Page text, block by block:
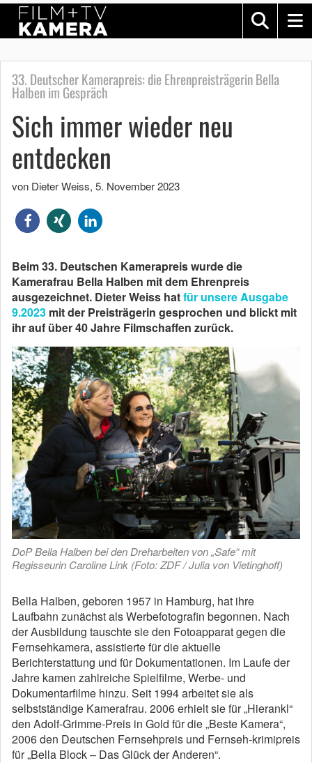
33. Deutscher Kamerapreis: die Ehrenpreisträgerin Bella
Halben im Gespräch
Sich immer wieder neu
entdecken
von Dieter Weiss, 5. November 2023
Beim 33. Deutschen Kamerapreis wurde die
Kamerafrau Bella Halben mit dem Ehrenpreis
ausgezeichnet. Dieter Weiss hatfür unsere Ausgabe
9.2023 mit der Preisträgerin gesprochen und blickt mit
ihr auf über 40 Jahre Filmschaffen zurück.
DoP Bella Halben bei den Dreharbeiten von „Safe“ mit
Regisseurin Caroline Link (Foto: ZDF / Julia von Vietinghoff)
Bella Halben, geboren 1957 in Hamburg, hat ihre
Laufbahn zunächst als Werbefotografin begonnen. Nach
der Ausbildung tauschte sie den Fotoapparat gegen die
Fernsehkamera, assistierte für die aktuelle
Berichterstattung und für Dokumentationen. Im Laufe der
Jahre kamen zahlreiche Spielfilme, Werbe- und
Dokumentarfilme hinzu. Seit 1994 arbeitet sie als
selbstständige Kamerafrau. 2006 erhielt siefür „Hierankl“
den Adolf-Grimme-Preis in Gold für die „Beste Kamera“,
2006 den Deutschen Fernsehpreis und Fernseh-krimipreis
für „Bella Block – Das Glück der Anderen“.